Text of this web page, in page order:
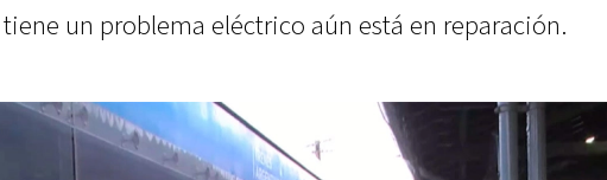
un problema eléctrico aún está en reparación.